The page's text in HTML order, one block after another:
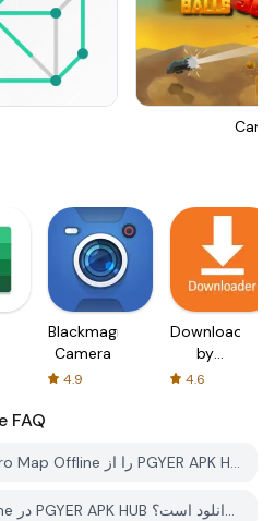
Blackmagic
Camera
4.9
Downloader
by
AFTVnews
4.6
FAQ
چگونه می توانم Tbilisi Metro Map Offline را از PGYER APK HUB دانلود کنم؟
آیا Tbilisi Metro Map Offline در PGYER APK HUB رایگان برای دانلود است؟